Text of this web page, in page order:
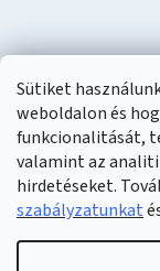
Sütiket
weboldalon és
funkcionalitását,
valamint az
hirdetéseket.
szabályzatunkat